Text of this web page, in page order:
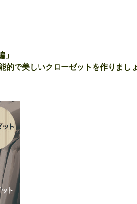
」
的で美しいクローゼットを作りまし